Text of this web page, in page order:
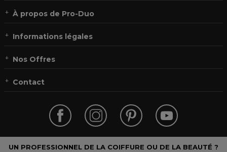
À propos de Pro-Duo
Informations légales
Nos Offres
Contact
UN PROFESSIONNEL DE LA COIFFURE OU DE LA BEAUTÉ ?